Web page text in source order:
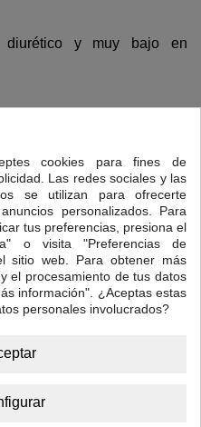
diurético y muy bajo en
colmada.
LA MISMA CATEGORÍA:
>
<
cookies para fines de
Las redes sociales y las
se utilizan para ofrecerte
personalizados. Para
tus preferencias, presiona el
o visita "Preferencias de
sitio web. Para obtener más
el procesamiento de tus datos
información". ¿Aceptas estas
personales involucrados?